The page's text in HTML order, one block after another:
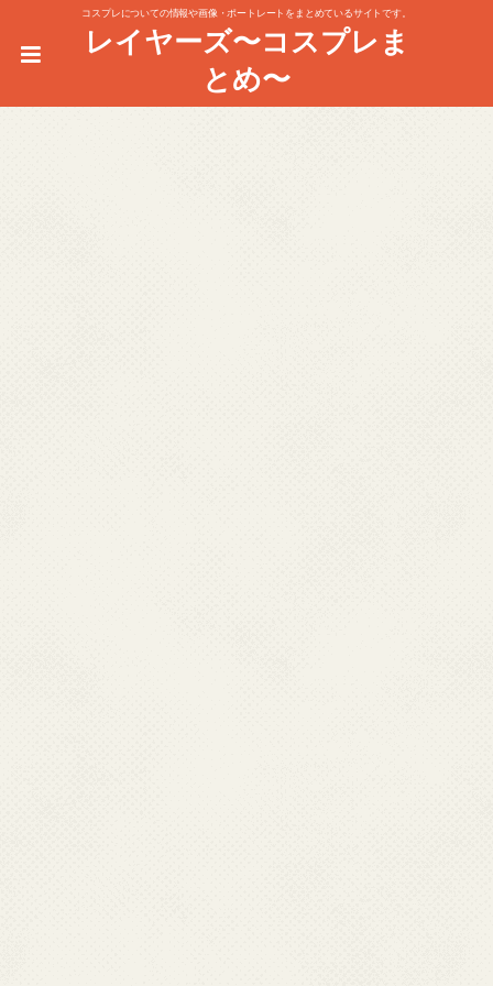
コスプレについての情報や画像・ポートレートをまとめているサイトです。
レイヤーズ〜コスプレま
とめ〜